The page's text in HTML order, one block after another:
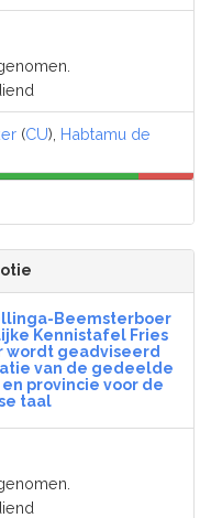
(CU), Habtamu de
Beemsterboer
Kennistafel Fries
wordt geadviseerd
van de gedeelde
provincie voor de
taal